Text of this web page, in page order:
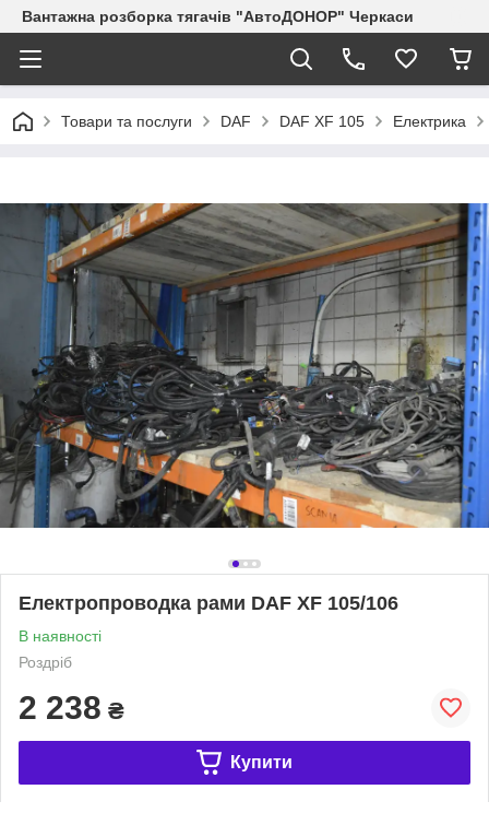
Вантажна розборка тягачів "АвтоДОНОР" Черкаси
Товари та послуги DAF DAF XF 105 Електрика
Електропроводка рами DAF XF 105/106
В наявності
Роздріб
2 238 ₴
Купити